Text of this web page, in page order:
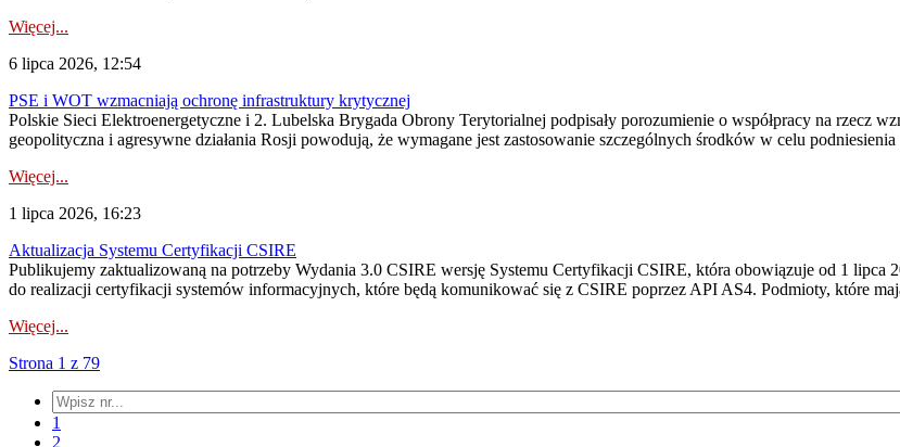
Więcej...
6 lipca 2026, 12:54
PSE i WOT wzmacniają ochronę infrastruktury krytycznej
Polskie Sieci Elektroenergetyczne i 2. Lubelska Brygada Obrony Terytorialnej podpisały porozumienie o współpracy na rzecz
geopolityczna i agresywne działania Rosji powodują, że wymagane jest zastosowanie szczególnych środków w celu
Więcej...
1 lipca 2026, 16:23
Aktualizacja Systemu Certyfikacji CSIRE
Publikujemy zaktualizowaną na potrzeby Wydania 3.0 CSIRE wersję Systemu Certyfikacji CSIRE, która obowiązuje od 1 lipca
do realizacji certyfikacji systemów informacyjnych, które będą komunikować się z CSIRE poprzez API AS4. Podmioty, które
Więcej...
Strona 1 z 79
1
2